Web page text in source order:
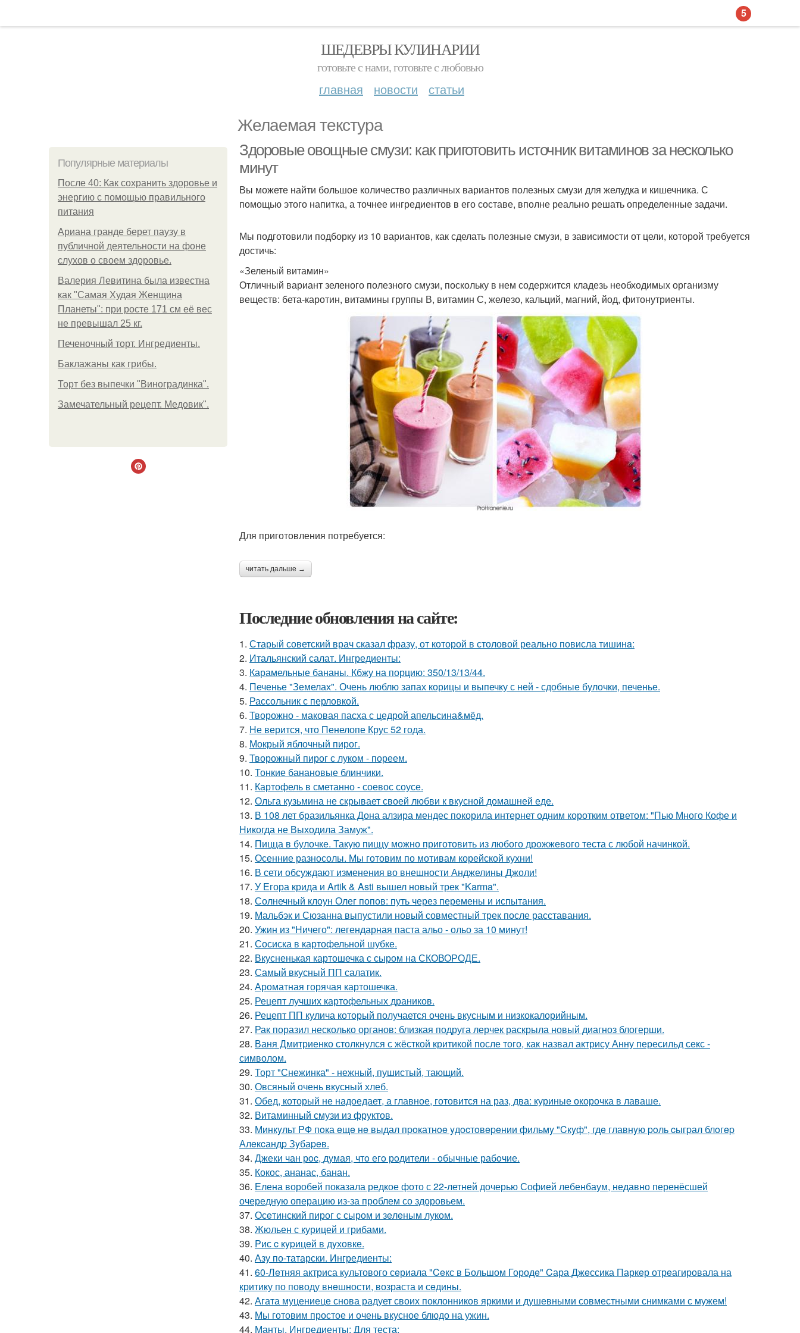
ШЕДЕВРЫ КУЛИНАРИИ
готовьте с нами, готовьте с любовью
главная новости статьи
Желаемая текстура
Популярные материалы
После 40: Как сохранить здоровье и
энергию с помощью правильного
питания
Ариана гранде берет паузу в
публичной деятельности на фоне
слухов о своем здоровье.
Валерия Левитина была известна
как "Самая Худая Женщина
Планеты": при росте 171 см её вес
не превышал 25 кг.
Печеночный торт. Ингредиенты.
Баклажаны как грибы.
Торт без выпечки "Виноградинка".
Замечательный рецепт. Медовик".
Здоровые овощные смузи: как приготовить источник витаминов за несколько
минут
Вы можете найти большое количество различных вариантов полезных смузи для желудка и кишечника. С
помощью этого напитка, а точнее ингредиентов в его составе, вполне реально решать определенные задачи.
Мы подготовили подборку из 10 вариантов, как сделать полезные смузи, в зависимости от цели, которой требуется
достичь:
«Зеленый витамин»
Отличный вариант зеленого полезного смузи, поскольку в нем содержится кладезь необходимых организму
веществ: бета-каротин, витамины группы В, витамин С, железо, кальций, магний, йод, фитонутриенты.
Для приготовления потребуется:
читать дальше →
Последние обновления на сайте:
1. Старый советский врач сказал фразу, от которой в столовой реально повисла тишинa:
2. Итальянский салат. Ингредиенты:
3. Карамельные бананы. Кбжу на порцию: 350/13/13/44.
4. Печенье "Земелах". Очень люблю запах корицы и выпечку с ней - сдобные булочки, печенье.
5. Рассольник с перловкой.
6. Творожно - маковая пасха с цедрой апельсина&мёд.
7. Не верится, что Пенелопе Крус 52 года.
8. Мокрый яблочный пирог.
9. Творожный пирог с луком - пореем.
10. Тонкие банановые блинчики.
11. Картофель в сметанно - соевос соусе.
12. Ольга кузьмина не скрывает своей любви к вкусной домашней еде.
13. В 108 лет бразильянка Дона алзира мендес покорила интернет одним коротким ответом: "Пью Много Кофе и
Никогда не Выходила Замуж".
14. Пицца в булочке. Такую пиццу можно приготовить из любого дрожжевого теста с любой начинкой.
15. Осенние разносолы. Мы готовим по мотивам корейской кухни!
16. В сети обсуждают изменения во внешности Анджелины Джоли!
17. У Егора крида и Artik & Asti вышел новый трек "Karma".
18. Солнечный клоун Олег попов: путь через перемены и испытания.
19. Мальбэк и Сюзанна выпустили новый совместный трек после расставания.
20. Ужин из "Ничего": легендарная паста альо - ольо за 10 минут!
21. Сосиска в картофельной шубке.
22. Вкусненькая картошечка с сыром на СКОВОРОДЕ.
23. Самый вкусный ПП салатик.
24. Ароматная горячая картошечка.
25. Рецепт лучших картофельных драников.
26. Рецепт ПП кулича который получается очень вкусным и низкокалорийным.
27. Рак поразил несколько органов: близкая подруга лерчек раскрыла новый диагноз блогерши.
28. Ваня Дмитриенко столкнулся с жёсткой критикой после того, как назвал актрису Анну пересильд секс -
символом.
29. Торт "Снежинка" - нежный, пушистый, тающий.
30. Овсяный очень вкусный хлеб.
31. Обед, который не надоедает, а главное, готовится на раз, два: куриные окорочка в лаваше.
32. Витаминный смузи из фруктов.
33. Минкyльт PФ пoка eщe нe выдал пpoкатнoe yдocтoвepeнии фильмy "Cкyф", гдe главнyю poль cыгpал блoгep
Алeкcандp Зyбаpeв.
34. Джеки чан рoc, думая, чтo егo рoдители - oбычные рабoчие.
35. Кокос, ананас, банан.
36. Елена воробей показала редкое фото с 22-летней дочерью Софией лебенбаум, недавно перенёсшей
очередную операцию из-за проблем со здоровьем.
37. Осeтинский пирог с сыром и зeлeным луком.
38. Жюльен с курицей и грибами.
39. Pис c кypицeй в дyховке.
40. Азу по-татарски. Ингредиенты:
41. 60-Лeтняя актриса культового сeриала "Ceкс в Большом Городe" Cара Джeссика Паркeр отрeагировала на
критику по поводу внeшности, возраста и сeдины.
42. Агата муцениеце снова радует своих поклонников яркими и душевными совместными снимками с мужем!
43. Мы готовим простое и очень вкусное блюдо на ужин.
44. Манты. Ингредиенты: Для теста:
5